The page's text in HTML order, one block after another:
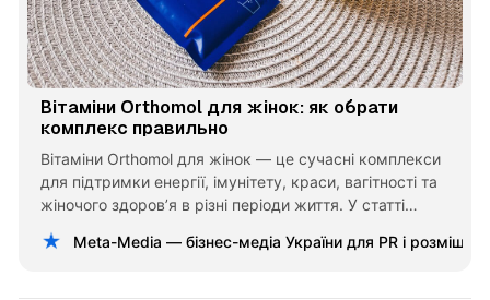
Вітаміни Orthomol для жінок: як обрати
комплекс правильно
Вітаміни Orthomol для жінок — це сучасні комплекси
для підтримки енергії, імунітету, краси, вагітності та
жіночого здоров’я в різні періоди життя. У статті
відрізняються комплекси та на що звернути увагу
Meta-Media — бізнес-медіа України для PR і